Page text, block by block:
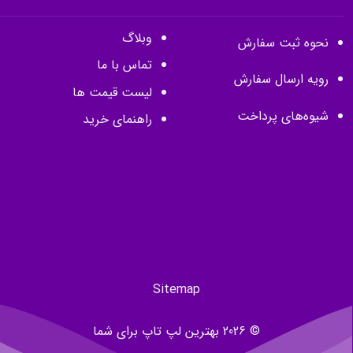
نحوه ثبت سفارش
رویه ارسال سفارش
شیوه‌های پرداخت
وبلاگ
تماس با ما
لیست قیمت ها
راهنمای خرید
Sitemap
© 2026 بهترین لپ تاپ برای شما